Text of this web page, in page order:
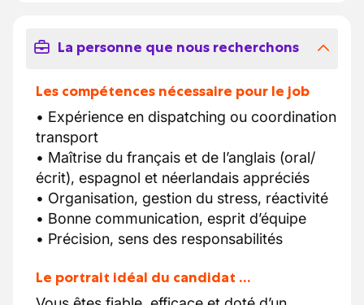
La personne que nous recherchons
Les compétences nécessaire pour le job
• Expérience en dispatching ou coordination
transport
• Maîtrise du français et de l’anglais (oral/
écrit), espagnol et néerlandais appréciés
• Organisation, gestion du stress, réactivité
• Bonne communication, esprit d’équipe
• Précision, sens des responsabilités
Le portrait idéal du candidat …